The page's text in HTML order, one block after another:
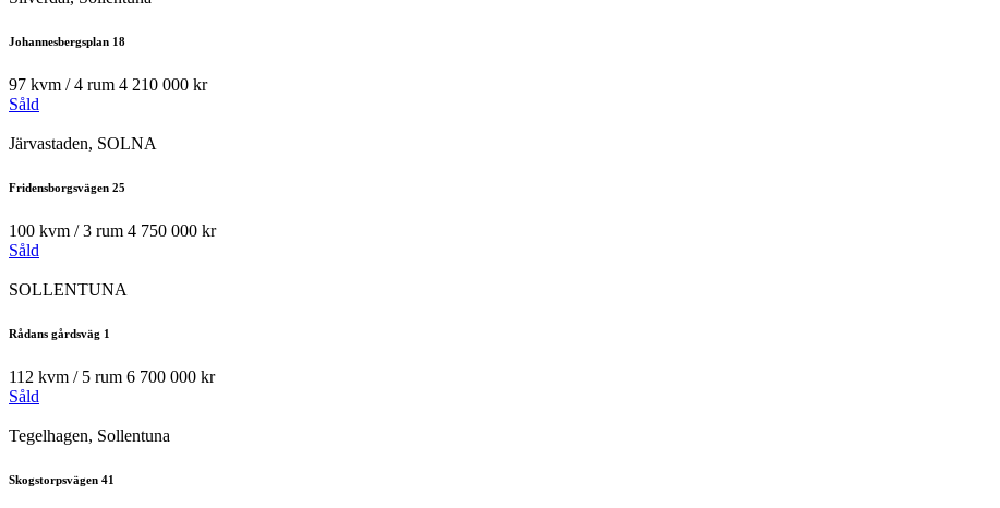
Johannesbergsplan 18
97 kvm / 4 rum 4 210 000 kr
Såld
Järvastaden, SOLNA
Fridensborgsvägen 25
100 kvm / 3 rum 4 750 000 kr
Såld
SOLLENTUNA
Rådans gårdsväg 1
112 kvm / 5 rum 6 700 000 kr
Såld
Tegelhagen, Sollentuna
Skogstorpsvägen 41